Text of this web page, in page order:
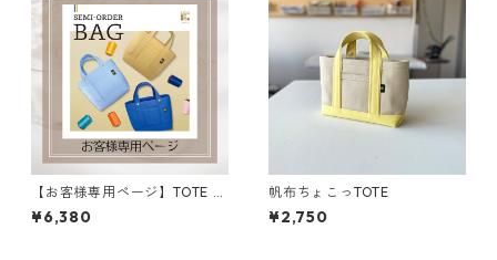
【お客様専用ページ】TOTE B
AG SS
¥6,380
帆布ちょこっTOTE
¥2,750